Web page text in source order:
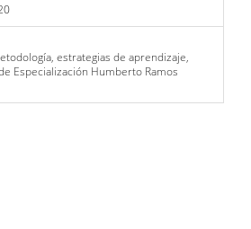
estrategias de aprendizaje,
Especialización Humberto Ramos